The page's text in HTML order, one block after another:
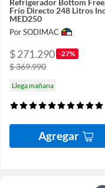
Refrigerador Bottom
Frío Directo 248 Litros
MED250
Por SODIMAC
$ 271.290 -27%
$ 369.990
Llega mañana
Agregar